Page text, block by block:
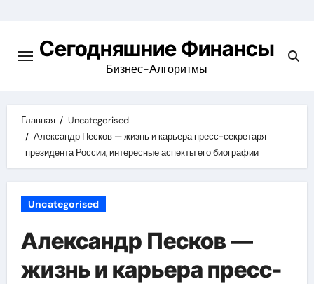
содержимомуСегодняшние Финансы
Бизнес-Алгоритмы
Главная
Uncategorised
Александр Песков — жизнь и карьера пресс-секретаря
президента России, интересные аспекты его биографии
Uncategorised
Александр Песков —
жизнь и карьера пресс-